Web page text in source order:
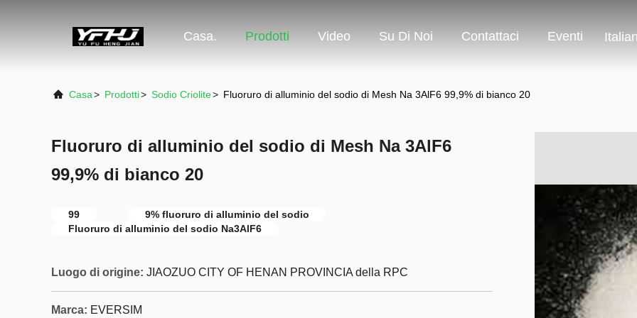
Casa. Prodotti Video Su Di Noi Contattaci Eventi
Casa> Prodotti> Sodio Criolite> Fluoruro di alluminio del sodio di Mesh Na 3AlF6 99,9% di bianco 20
Fluoruro di alluminio del sodio di Mesh Na 3AlF6
99,9% di bianco 20
99
9% fluoruro di alluminio del sodio
Fluoruro di alluminio del sodio Na3AlF6
Luogo di origine: JIAOZUO CITY OF HENAN PROVINCIA della RPC
Marca: EVERSIM